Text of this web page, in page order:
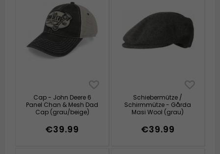
Cap - John Deere 6
Panel Chan & Mesh Dad
Cap (grau/beige)
€39.99
Schiebermütze /
Schirmmütze - Gårda
Masi Wool (grau)
€39.99